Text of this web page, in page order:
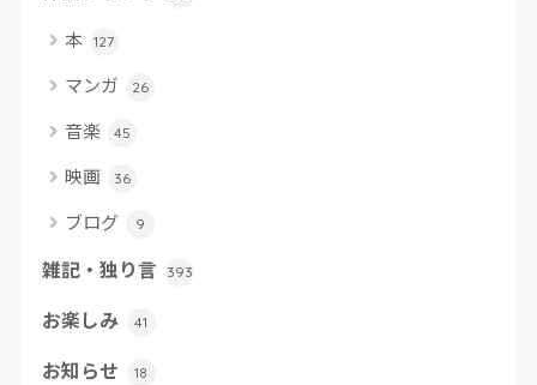
本 127
マンガ 26
音楽 45
映画 36
ブログ 9
雑記・独り言 393
お楽しみ 41
お知らせ 18